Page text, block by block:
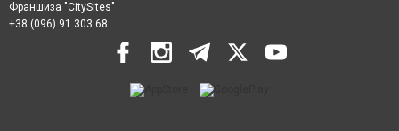
Франшиза "CitySites"
+38 (096) 91 303 68